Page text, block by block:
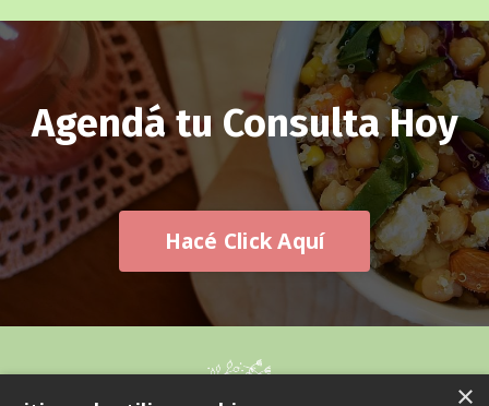
Agendá tu Consulta Hoy
Hacé Click Aquí
×